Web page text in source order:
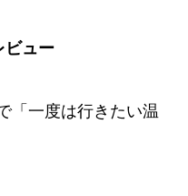
ビュー
「一度は行きたい温